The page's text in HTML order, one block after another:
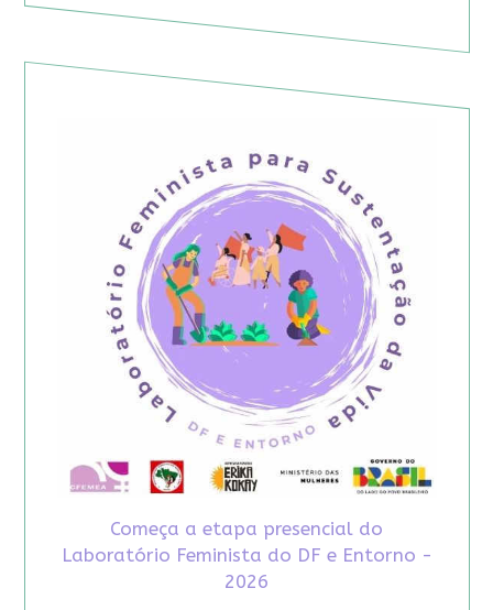
Começa a etapa presencial do
Laboratório Feminista do DF e Entorno -
2026